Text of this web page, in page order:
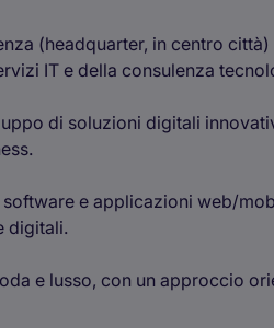
(headquarter, in centro
IT e della consulenza
di soluzioni digitali
e applicazioni web/
digitali.
e lusso, con un approccio